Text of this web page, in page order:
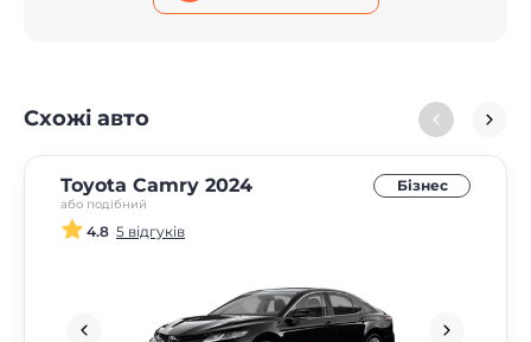
Схожі авто
Toyota Camry 2024
або подібний
Бізнес
4.8 5 відгуків